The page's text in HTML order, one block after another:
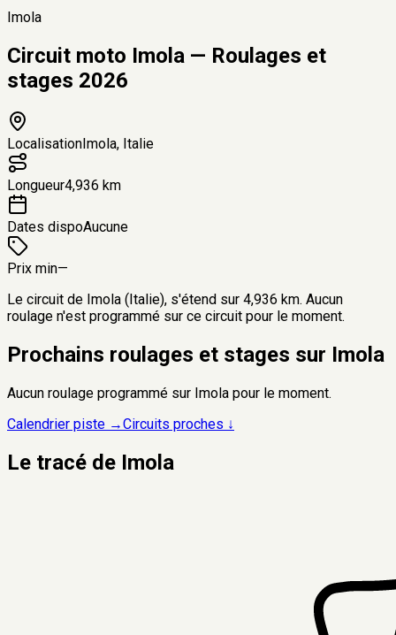
Imola
Circuit moto Imola — Roulages et
stages 2026
LocalisationImola, Italie
Longueur4,936 km
Dates dispoAucune
Prix min—
Le circuit de Imola (Italie), s'étend sur 4,936 km. Aucun
roulage n'est programmé sur ce circuit pour le moment.
Prochains roulages et stages sur Imola
Aucun roulage programmé sur Imola pour le moment.
Calendrier piste →Circuits proches ↓
Le tracé de Imola